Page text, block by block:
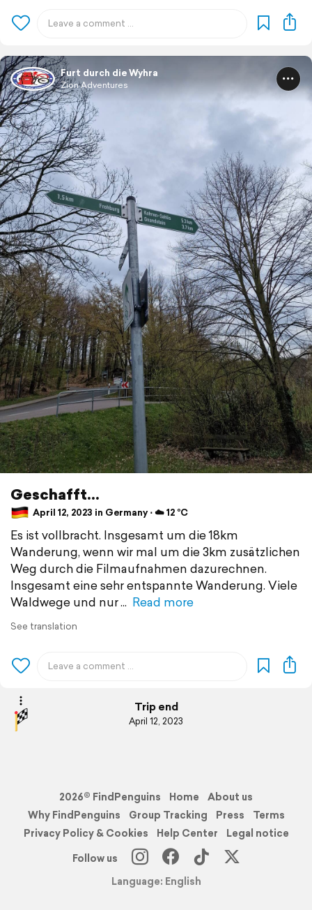
Furt durch die Wyhra
Zion Adventures
Geschafft...
April 12, 2023 in Germany ⋅ ☁️ 12 °C
Es ist vollbracht. Insgesamt um die 18km
Wanderung, wenn wir mal um die 3km zusätzlichen
Weg durch die Filmaufnahmen dazurechnen.
Insgesamt eine sehr entspannte Wanderung. Viele
Waldwege und nur
Read more
See translation
Trip end
April 12, 2023
2026© FindPenguins Home
About us
Why FindPenguins
Group Tracking Press
Terms
Privacy Policy & Cookies
Help Center
Legal notice
Follow us
Language: English